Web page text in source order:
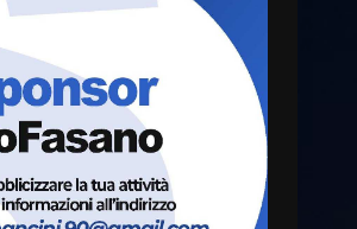
Cura dei beni comuni e
cittadinanza attiva: online
l’avviso per la gestione
condivisa della Villetta di
Laureto
6 Agosto 2026 06:20
La magia del Minareto e la
prima assoluta de “L’Albergo